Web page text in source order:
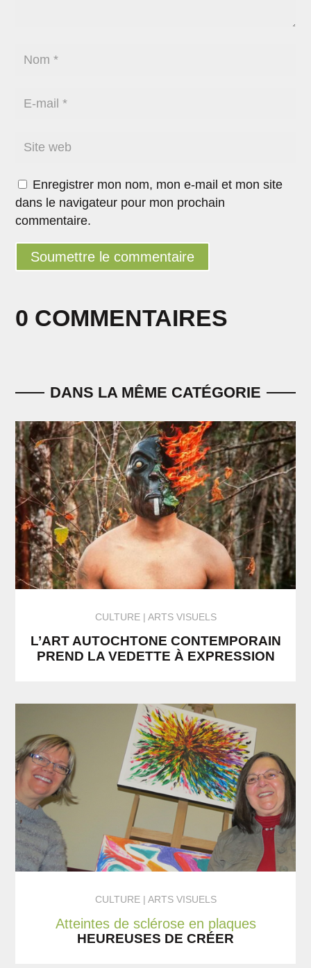
0 COMMENTAIRES
Enregistrer mon nom, mon e-mail et mon site
dans le navigateur pour mon prochain
commentaire.
Soumettre le commentaire
DANS LA MÊME CATÉGORIE
CULTURE ARTS VISUELS
L’ART AUTOCHTONE CONTEMPORAIN
PREND LA VEDETTE À EXPRESSION
CULTURE ARTS VISUELS
Atteintes de sclérose en plaques
HEUREUSES DE CRÉER